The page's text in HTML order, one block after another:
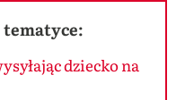
tematyce:
dziecko na